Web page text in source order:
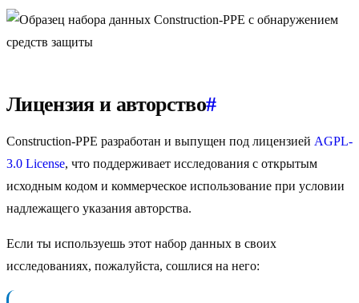
Лицензия и авторство#
Construction-PPE разработан и выпущен под лицензией AGPL-
3.0 License, что поддерживает исследования с открытым
исходным кодом и коммерческое использование при условии
надлежащего указания авторства.
Если ты используешь этот набор данных в своих
исследованиях, пожалуйста, сошлися на него: